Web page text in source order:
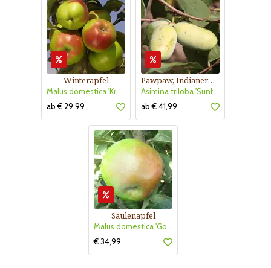
Winterapfel
Malus domestica 'Kronprinz Rudolf'
ab € 29,99
Pawpaw, Indianerbanane
Asimina triloba 'Sunflower'
ab € 41,99
Säulenapfel
Malus domestica 'Golden Gate'
€ 34,99